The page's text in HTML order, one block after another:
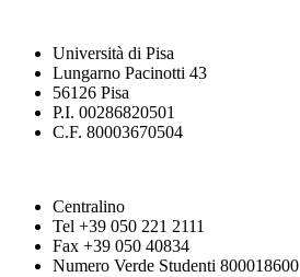
Università di Pisa
Lungarno Pacinotti 43
56126 Pisa
P.I. 00286820501
C.F. 80003670504
Centralino
Tel +39 050 221 2111
Fax +39 050 40834
Numero Verde Studenti 800018600